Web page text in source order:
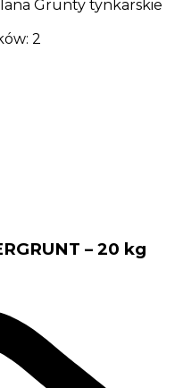
Grunty tynkarskie
2
– 20 kg